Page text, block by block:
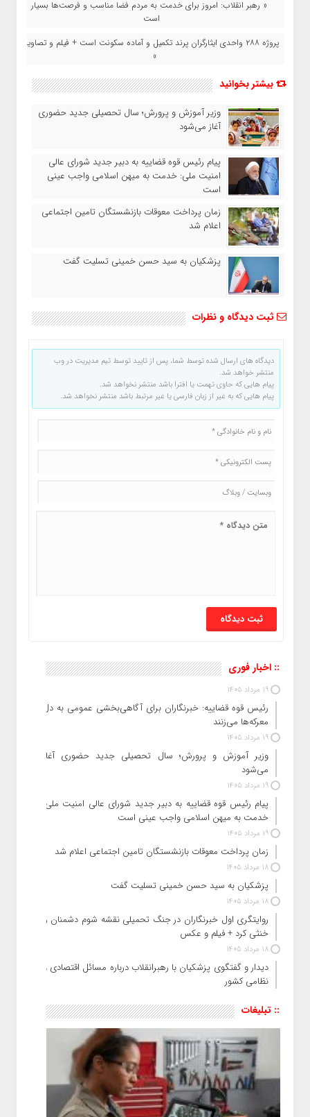
« رهبر انقلاب: امروز برای خدمت به مردم فضا مناسب و فرصت‌ها بسیار
است
پروژه ۲۸۸ واحدی ایثارگران پرند تکمیل و آماده سکونت است + فیلم و تصاویر
»
بیشتر بخوانید
وزیر آموزش‌ و پرورش؛ سال تحصیلی جدید حضوری
آغاز می‌شود
پیام رئیس قوه قضاییه به دبیر جدید شورای عالی
امنیت ملی: خدمت به میهن اسلامی واجب عینی
است
زمان پرداخت معوقات بازنشستگان تامین اجتماعی
اعلام شد
پزشکیان به سید حسن خمینی تسلیت گفت
ثبت دیدگاه و نظرات
دیدگاه های ارسال شده توسط شما، پس از تایید توسط تیم مدیریت در وب
منتشر خواهد شد.
پیام هایی که حاوی تهمت یا افترا باشد منتشر نخواهد شد.
پیام هایی که به غیر از زبان فارسی یا غیر مرتبط باشد منتشر نخواهد شد.
:: اخبار فوری
19 مرداد 1405
رئیس قوه قضاییه: خبرنگاران برای آگاهی‌بخشی عمومی به دل
معرکه‌ها می‌زنند
19 مرداد 1405
وزیر آموزش‌ و پرورش؛ سال تحصیلی جدید حضوری آغاز
می‌شود
19 مرداد 1405
پیام رئیس قوه قضاییه به دبیر جدید شورای عالی امنیت ملی:
خدمت به میهن اسلامی واجب عینی است
19 مرداد 1405
زمان پرداخت معوقات بازنشستگان تامین اجتماعی اعلام شد
18 مرداد 1405
پزشکیان به سید حسن خمینی تسلیت گفت
18 مرداد 1405
روایتگری اول خبرنگاران در جنگ تحمیلی نقشه شوم دشمنان را
خنثی کرد + فیلم و عکس
18 مرداد 1405
دیدار و گفتگوی پزشکیان با رهبرانقلاب درباره مسائل اقتصادی و
نظامی کشور
:: تبلیغات